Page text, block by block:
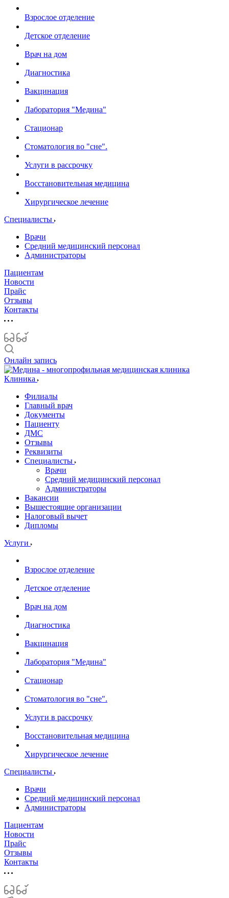
Взрослое отделение
Детское отделение
Врач на дом
Диагностика
Вакцинация
Лаборатория "Медина"
Стационар
Стоматология во "сне".
Услуги в рассрочку
Восстановительная медицина
Хирургическое лечение
Специалисты
Врачи
Средний медицинский персонал
Администраторы
Пациентам
Новости
Прайс
Отзывы
Контакты
Онлайн запись
Клиника
Филиалы
Главный врач
Документы
Пациенту
ДМС
Отзывы
Реквизиты
Специалисты
Врачи
Средний медицинский персонал
Администраторы
Вакансии
Вышестоящие организации
Налоговый вычет
Дипломы
Услуги
Взрослое отделение
Детское отделение
Врач на дом
Диагностика
Вакцинация
Лаборатория "Медина"
Стационар
Стоматология во "сне".
Услуги в рассрочку
Восстановительная медицина
Хирургическое лечение
Специалисты
Врачи
Средний медицинский персонал
Администраторы
Пациентам
Новости
Прайс
Отзывы
Контакты